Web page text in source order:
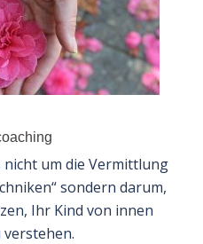
um die Vermittlung
sondern darum,
Ihr Kind von innen